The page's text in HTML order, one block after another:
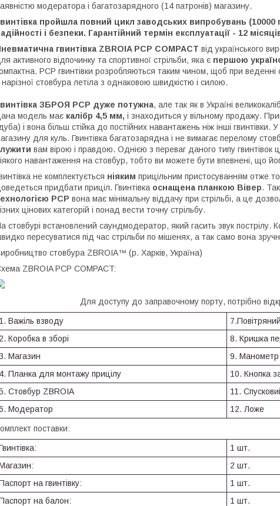
модератора і багатозарядного (14 патронів) магазину.
пройшла повний цикл заводських випробувань (10000
і безпеки. Гарантійний термін експлуатації - 12
гвинтівка ZBROIA PCP COMPACT від українського
активного відпочинку та спортивної стрільби, яка є першою
PCP гвинтівки розробляються таким чином, щоб при
нарізної стовбура летіла з однаковою швидкістю і силою.
ЗБРОЯ РСР дуже потужна, але так як в Україні
модель має калібр 4,5 мм, і знаходиться у вільному продажу.
і вона більш стійка до постійних навантажень ніж інші гвинтівки.
для куль. Гвинтівка багатозарядна і не вимагає перелому
вам вірою і правдою. Однією з переваг даного типу гвинтівок
навантаження на стовбур, тобто ви можете бути впевнені, що
не комплектується ніяким прицільним пристосуванням отже
придбати приціл. Гвинтівка оснащена планкою Вівер.
PCP вона має мінімальну віддачу при стрільбі, а це
цінових категорій і понад вести точну стрільбу.
стовбурі встановлений саундмодератор, який гасить звук пострілу.
пересуватися під час стрільби по мішенях, а так само вона
стовбура ZBROIA™ (р. Харків, Україна)
ZBROIA PCP COMPACT:
Для доступу до заправочному порту, потрібно
1. Важіль взводу
2. Коробка в зборі
8. Кришка
Магазин
9. Манометр
4. Планка для монтажу прицілу
10. Кнопка
Стовбур ZBROIA
11.
Модератор
12. Ложе
поставки:
1 шт.
2 шт.
на гвинтівку:
1 шт.
на балон:
1 шт.